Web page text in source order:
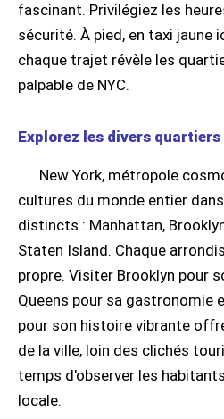
fascinant. Privilégiez les
sécurité. À pied, en taxi jaune
chaque trajet révèle les
palpable de NYC.
Explorez les divers quartiers
New York, métropole
cultures du monde entier
distincts : Manhattan,
Staten Island. Chaque
propre. Visiter Brooklyn pour
Queens pour sa gastronomie
pour son histoire vibrante
de la ville, loin des clichés
temps d'observer les
locale.